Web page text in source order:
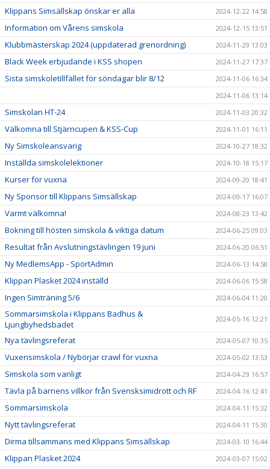
Klippans Simsällskap önskar er alla 2024-12-22 14:58
Information om Vårens simskola 2024-12-15 13:51
Klubbmästerskap 2024 (uppdaterad grenordning) 2024-11-29 13:03
Black Week erbjudande i KSS shopen 2024-11-27 17:37
Sista simskoletillfället för söndagar blir 8/12
2024-11-06 16:34
2024-11-06 13:14
Simskolan HT-24 2024-11-03 20:32
Välkomna till Stjärncupen & KSS-Cup 2024-11-01 16:11
Ny Simskoleansvarig 2024-10-27 18:32
Inställda simskolelektioner 2024-10-18 15:17
Kurser för vuxna 2024-09-20 18:41
Ny Sponsor till Klippans Simsällskap 2024-09-17 16:07
Varmt välkomna! 2024-08-23 13:42
Bokning till hösten simskola & viktiga datum 2024-06-25 09:03
Resultat från Avslutningstävlingen 19 juni 2024-06-20 06:51
Ny MedlemsApp - SportAdmin 2024-06-13 14:58
Klippan Plasket 2024 inställd 2024-06-06 15:58
Ingen Simträning 5/6 2024-06-04 11:20
Sommarsimskola i Klippans Badhus &
Ljungbyhedsbadet
2024-05-16 12:21
Nya tävlingsreferat 2024-05-07 10:35
Vuxensimskola / Nybörjar crawl för vuxna 2024-05-02 13:53
Simskola som vanligt 2024-04-29 16:57
Tävla på barnens villkor från Svensksimidrott och RF 2024-04-16 12:41
Sommarsimskola 2024-04-11 15:32
Nytt tävlingsreferat 2024-04-11 15:30
Dirma tillsammans med Klippans Simsällskap 2024-03-10 16:44
Klippan Plasket 2024 2024-03-07 15:02